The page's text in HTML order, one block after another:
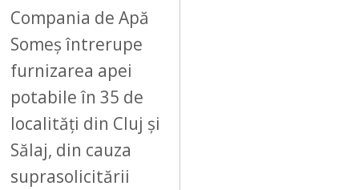
Compania de Apă
Someș întrerupe
furnizarea apei
potabile în 35 de
localități din Cluj și
Sălaj, din cauza
suprasolicitării